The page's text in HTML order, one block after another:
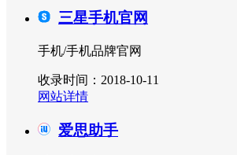
三星手机官网
手机/手机品牌官网
收录时间：2018-10-11
网站详情
爱思助手